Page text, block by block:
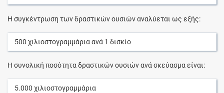
Η συγκέντρωση των δραστικών ουσιών αναλύεται ως εξής:
500 χιλιοστογραμμάριαανά 1 δισκίο
Η συνολική ποσότητα δραστικών ουσιών ανά σκεύασμα είναι:
5.000 χιλιοστογραμμάρια